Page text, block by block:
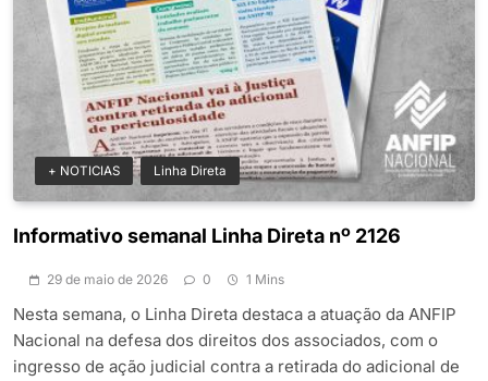
+ NOTICIAS Linha Direta
Informativo semanal Linha Direta nº 2126
29 de maio de 2026 0 1 Mins
Nesta semana, o Linha Direta destaca a atuação da ANFIP
Nacional na defesa dos direitos dos associados, com o
ingresso de ação judicial contra a retirada do adicional de